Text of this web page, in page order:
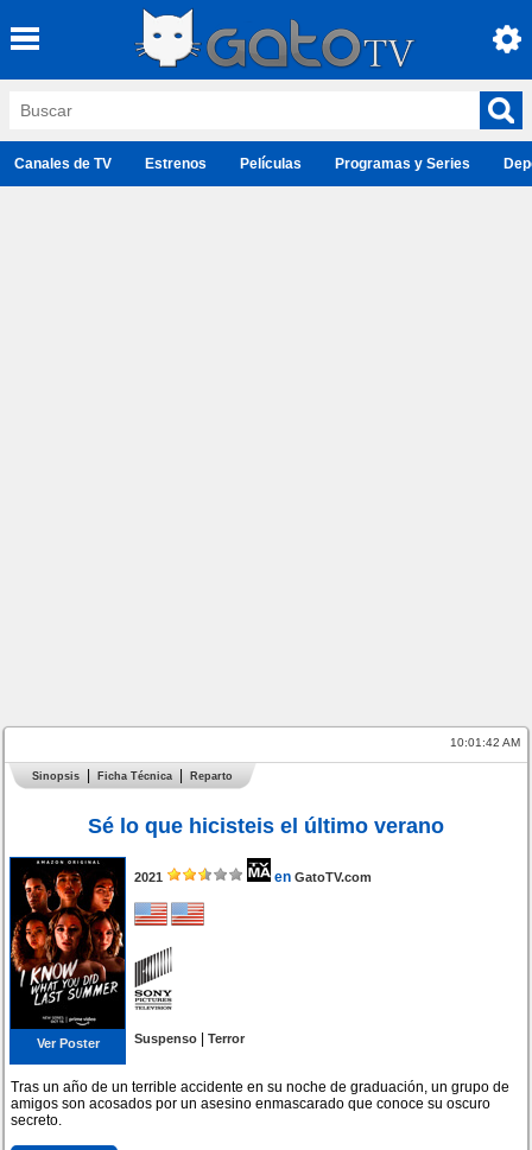
Canales de TV Estrenos Películas Programas y Series
10:01:42 AM
Sinopsis Ficha Técnica Reparto
Sé lo que hicisteis el último verano
Ver Poster
2021 en GatoTV.com
Suspenso |Terror
Tras un año de un terrible accidente en su noche de graduación, un grupo de
amigos son acosados por un asesino enmascarado que conoce su oscuro
secreto.